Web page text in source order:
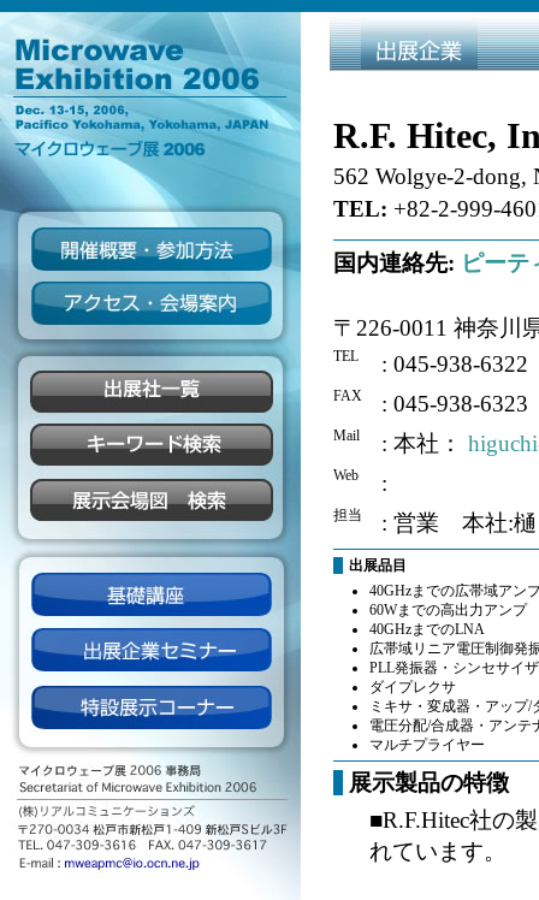
R.F. Hitec,
562 Wolgye-2-
TEL: +82-2-999-
国内連絡先: ピーテ
〒226-0011 神奈川
TEL : 045-938-6322
FAX : 045-938-6323
Mail : 本社：
Web :
担当 : 営業 本社:
出展品目
40GHzまでの広帯域アン
60Wまでの高出力アンプ
40GHzまでのLNA
広帯域リニア電圧制御発
PLL発振器・シンセサイ
ダイプレクサ
ミキサ・変成器・アップ/
電圧分配/合成器・アンテ
マルチプライヤー
展示製品の特徴
■R.F.Hitec社の
れています。